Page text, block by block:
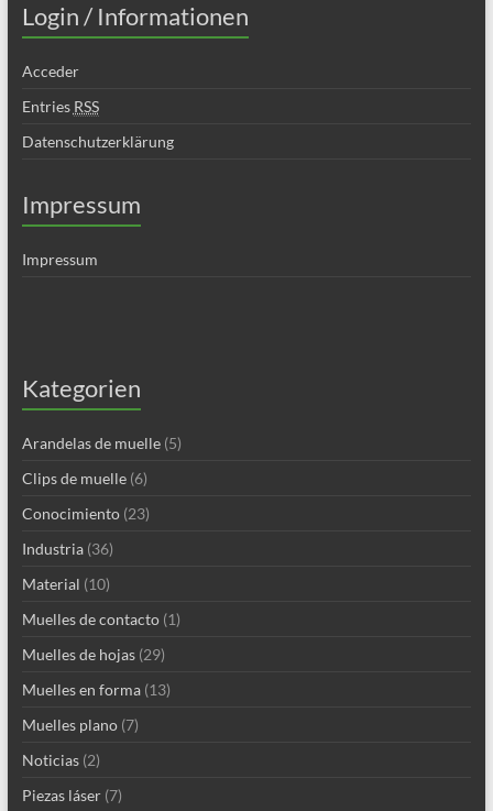
Login / Informationen
Acceder
Entries RSS
Datenschutzerklärung
Impressum
Impressum
Kategorien
Arandelas de muelle(5)
Clips de muelle(6)
Conocimiento(23)
Industria(36)
Material (10)
Muelles de contacto(1)
Muelles de hojas(29)
Muelles en forma(13)
Muelles plano(7)
Noticias(2)
Piezas láser(7)